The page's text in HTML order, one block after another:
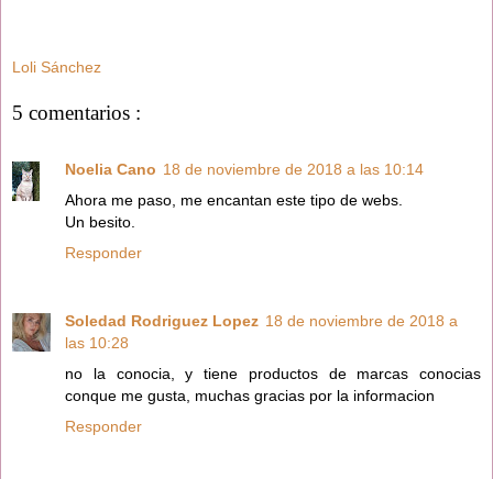
Loli Sánchez
5 comentarios :
Noelia Cano 18 de noviembre de 2018 a las 10:14
Ahora me paso, me encantan este tipo de webs.
Un besito.
Responder
Soledad Rodriguez Lopez 18 de noviembre de 2018 a
las 10:28
no la conocia, y tiene productos de marcas conocias
conque me gusta, muchas gracias por la informacion
Responder